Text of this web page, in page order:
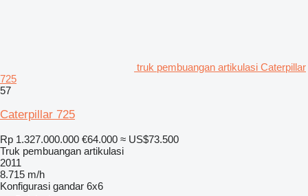
truk pembuangan artikulasi Caterpillar
725
57
Caterpillar 725
Rp 1.327.000.000 €64.000 ≈ US$73.500
Truk pembuangan artikulasi
2011
8.715 m/h
Konfigurasi gandar 6x6